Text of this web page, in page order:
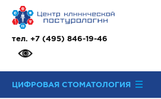
тел. +7 (495) 846-19-46
ЦИФРОВАЯ СТОМАТОЛОГИЯ